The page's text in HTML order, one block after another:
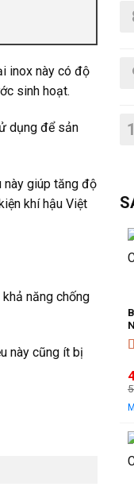
inox này có độ
sinh hoạt.
dụng để sản
này giúp tăng độ
khí hậu Việt
năng chống
này cũng ít bị